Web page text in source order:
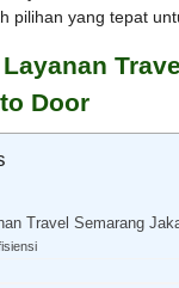
pilihan yang tepat
Door
Travel Semarang